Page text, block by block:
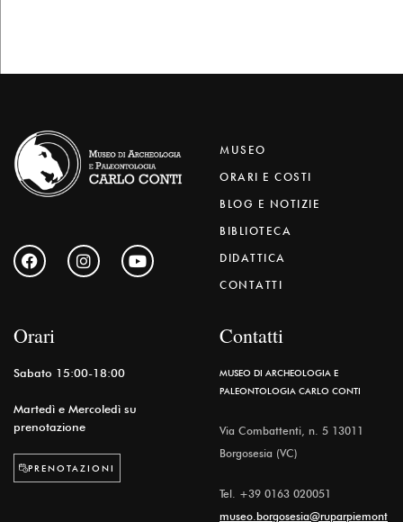
MUSEO
ORARI E COSTI
BLOG E NOTIZIE
BIBLIOTECA
DIDATTICA
CONTATTI
Orari
Sabato 15:00-18:00
Martedì e Mercoledì su
prenotazione
PRENOTAZIONI
Contatti
MUSEO DI ARCHEOLOGIA E
PALEONTOLOGIA CARLO CONTI
Via Combattenti, n. 5 13011
Borgosesia (VC)
Tel. +39 0163 020051
museo.borgosesia@ruparpiemont